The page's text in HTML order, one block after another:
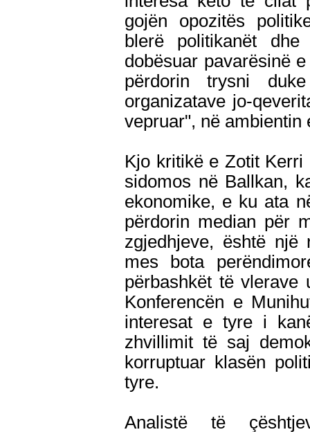
gojën opozitës
blerë politikanët
dobësuar pavarësinë
përdorin trysni
organizatave jo-
vepruar", në
Kjo kritikë e Zotit
sidomos në Ballkan,
ekonomike, e ku ata
përdorin median për
zgjedhjeve, është
mes bota
përbashkët të
Konferencën e
interesat e tyre i
zhvillimit të saj
korruptuar klasën
tyre.
Analistë të